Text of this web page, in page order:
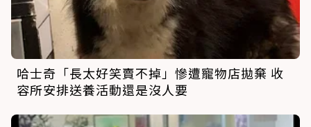
哈士奇「長太好笑賣不掉」慘遭寵物店拋棄 收
容所安排送養活動還是沒人要